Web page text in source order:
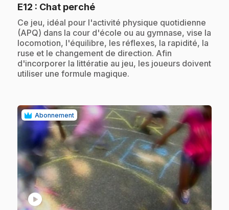
E12 : Chat perché.
.Ce jeu, idéal pour l'activité physique quotidienne
(APQ) dans la cour d'école ou au gymnase, vise la
locomotion, l'équilibre, les réflexes, la rapidité, la
ruse et le changement de direction. Afin
d'incorporer la littératie au jeu, les joueurs doivent
utiliser une formule magique.
Abonnement
play_circle